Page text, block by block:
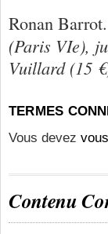
Ronan
(Paris VIe),
Vuillard (15
TERMES
Vous devez
Contenu